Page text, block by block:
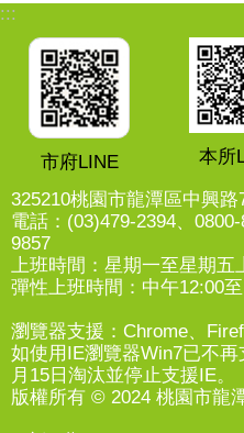
:::
市府LINE 本所
325210桃園市龍潭區中興路
電話：(03)479-2394、
9857
上班時間：星期一至星期五
彈性上班時間：中午12:00
瀏覽器支援：Chrome、
如使用IE瀏覽器Win7已不
月15日淘汰並停止支援IE。
版權所有 © 2024 桃園市龍